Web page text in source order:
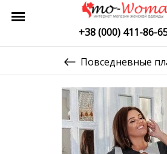
+38 (000) 411-86-
Повседневные